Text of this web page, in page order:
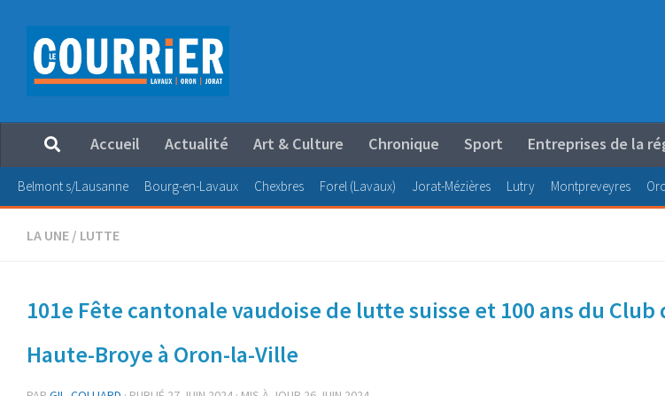
Au dessous du contenu
Accueil Actualité Art & Culture Chronique Sport Entreprises de la
Belmont s/Lausanne Bourg-en-Lavaux Chexbres Forel (Lavaux) Jorat-Mézières Lutry Montpreveyres
LA UNE / LUTTE
101e Fête cantonale vaudoise de lutte suisse et 100 ans du
Haute-Broye à Oron-la-Ville